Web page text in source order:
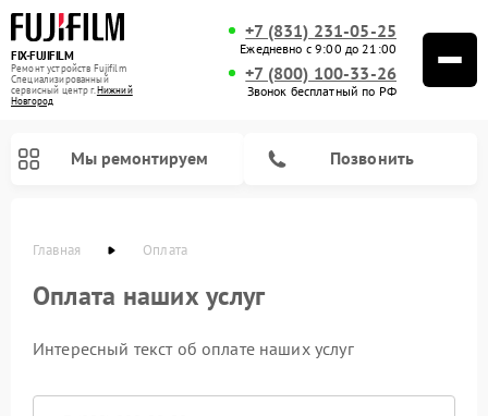
FIX-FUJIFILM
Ремонт устройств Fujifilm
Специализированный
cервисный центр г.Нижний
Новгород
+7 (831) 231-05-25
Ежедневно с 9:00 до 21:00
+7 (800) 100-33-26
Звонок бесплатный по РФ
Мы ремонтируем Позвонить
Главная Оплата
Оплата наших услуг
Интересный текст об оплате наших услуг